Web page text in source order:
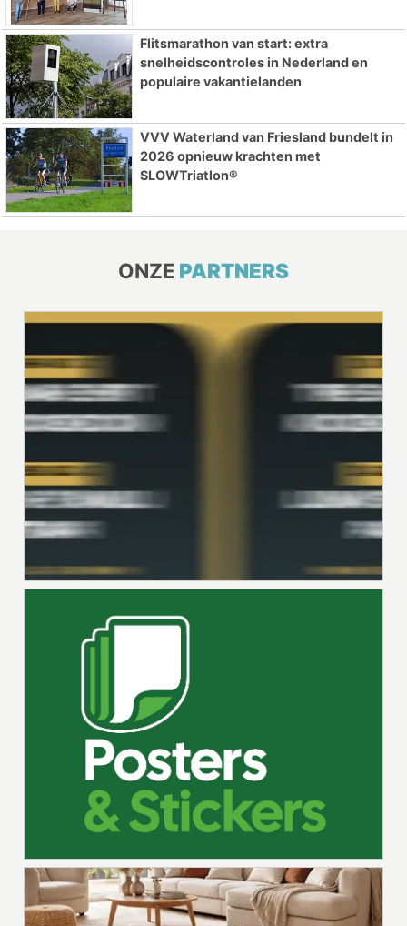
Flitsmarathon van start: extra
snelheidscontroles in Nederland en
populaire vakantielanden
VVV Waterland van Friesland bundelt in
2026 opnieuw krachten met
SLOWTriatlon®
ONZE PARTNERS